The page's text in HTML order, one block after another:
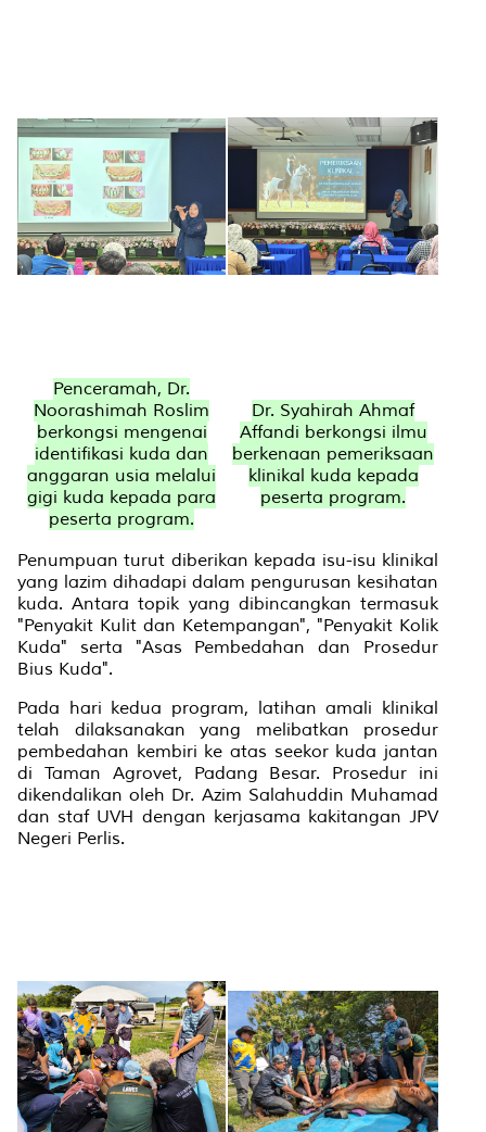
Penceramah, Dr.
Noorashimah Roslim
berkongsi mengenai
identifikasi kuda dan
anggaran usia melalui
gigi kuda kepada para
peserta program.
Dr. Syahirah Ahmaf
Affandi berkongsi ilmu
berkenaan pemeriksaan
klinikal kuda kepada
peserta program.
Penumpuan turut diberikan kepada isu-isu klinikal
yang lazim dihadapi dalam pengurusan kesihatan
kuda. Antara topik yang dibincangkan termasuk
"Penyakit Kulit dan Ketempangan", "Penyakit Kolik
Kuda" serta "Asas Pembedahan dan Prosedur
Bius Kuda".
Pada hari kedua program, latihan amali klinikal
telah dilaksanakan yang melibatkan prosedur
pembedahan kembiri ke atas seekor kuda jantan
di Taman Agrovet, Padang Besar. Prosedur ini
dikendalikan oleh Dr. Azim Salahuddin Muhamad
dan staf UVH dengan kerjasama kakitangan JPV
Negeri Perlis.